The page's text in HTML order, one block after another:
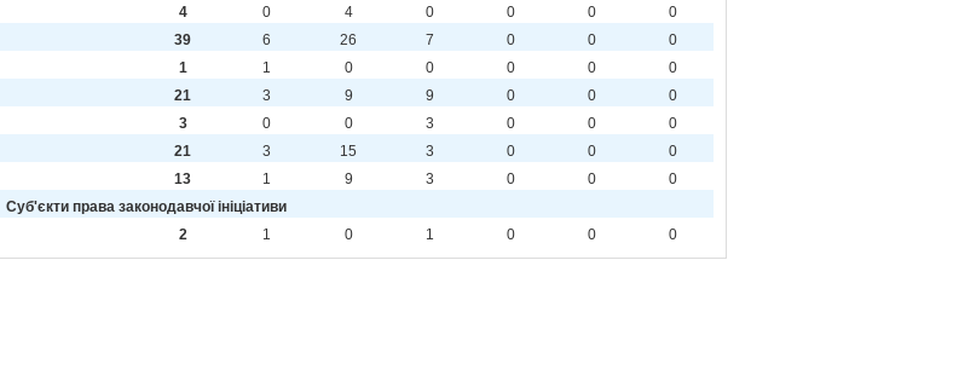
4 0 4 0 0 0
0
39 6 26 7 0 0
0
1 1 0 0 0 0
0
21 3 9 9 0 0
0
3 0 0 3 0 0
0
21 3 15 3 0 0
0
13 1 9 3 0 0
0
Cуб'єкти права законодавчої ініціативи
2 1 0 1 0 0 0